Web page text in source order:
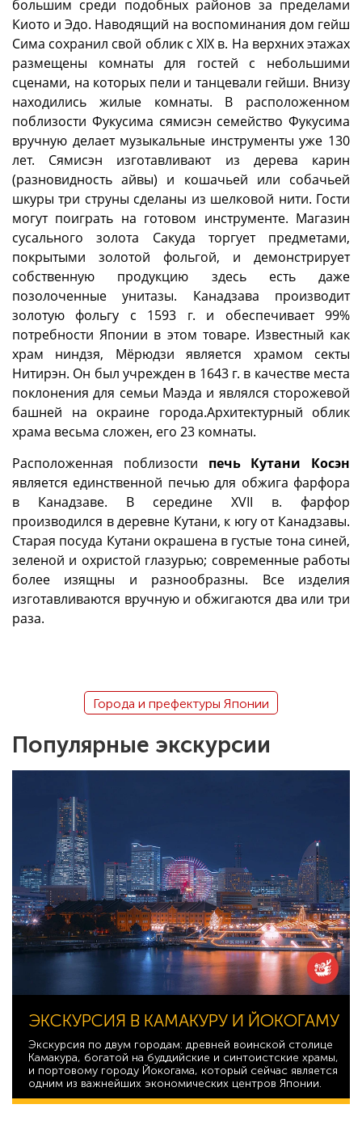
большим среди подобных районов за пределами
Киото и Эдо. Наводящий на воспоминания дом гейш
Сима сохранил свой облик с XIX в. На верхних этажах
размещены комнаты для гостей с небольшими
сценами, на которых пели и танцевали гейши. Внизу
находились жилые комнаты. В расположенном
поблизости Фукусима сямисэн семейство Фукусима
вручную делает музыкальные инструменты уже 130
лет. Сямисэн изготавливают из дерева карин
(разновидность айвы) и кошачьей или собачьей
шкуры три струны сделаны из шелковой нити. Гости
могут поиграть на готовом инструменте. Магазин
сусального золота Сакуда торгует предметами,
покрытыми золотой фольгой, и демонстрирует
собственную продукцию здесь есть даже
позолоченные унитазы. Канадзава производит
золотую фольгу с 1593 г. и обеспечивает 99%
потребности Японии в этом товаре. Известный как
храм ниндзя, Мёрюдзи является храмом секты
Нитирэн. Он был учрежден в 1643 г. в качестве места
поклонения для семьи Маэда и являлся сторожевой
башней на окраине города.Архитектурный облик
храма весьма сложен, его 23 комнаты.
Расположенная поблизости печь Кутани Косэн
является единственной печью для обжига фарфора
в Канадзаве. В середине XVII в. фарфор
производился в деревне Кутани, к югу от Канадзавы.
Старая посуда Кутани окрашена в густые тона синей,
зеленой и охристой глазурью; современные работы
более изящны и разнообразны. Все изделия
изготавливаются вручную и обжигаются два или три
раза.
Города и префектуры Японии
Популярные экскурсии
ЭКСКУРСИЯ В КАМАКУРУ И ЙОКОГАМУ
Экскурсия по двум городам: древней воинской столице
Камакура, богатой на буддийские и синтоистские храмы,
и портовому городу Йокогама, который сейчас является
одним из важнейших экономических центров Японии.